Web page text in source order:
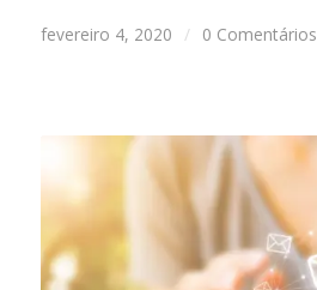
fevereiro 4, 2020 / 0 Comentários